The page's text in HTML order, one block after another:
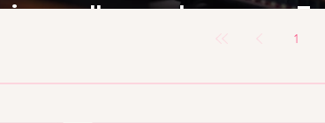
mulher a alcançar o
1